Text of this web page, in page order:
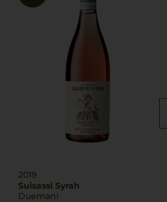
2019
Suisassi Syrah
Duemani